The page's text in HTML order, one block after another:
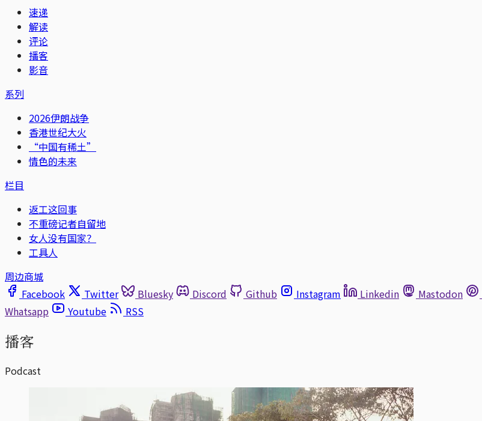
速递
解读
评论
播客
影音
系列
2026伊朗战争
香港世纪大火
“中国有稀土”
情色的未来
栏目
返工这回事
不重磅记者自留地
女人没有国家？
工具人
周边商城
Facebook
Twitter Bluesky Discord Github Instagram Linkedin Mastodon
Whatsapp
Youtube RSS
播客
Podcast